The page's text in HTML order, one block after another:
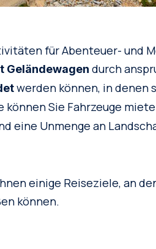
für Abenteuer- und
Geländewagen durch
werden können, in denen
können Sie Fahrzeuge
eine Unmenge an
einige Reiseziele, an
können.